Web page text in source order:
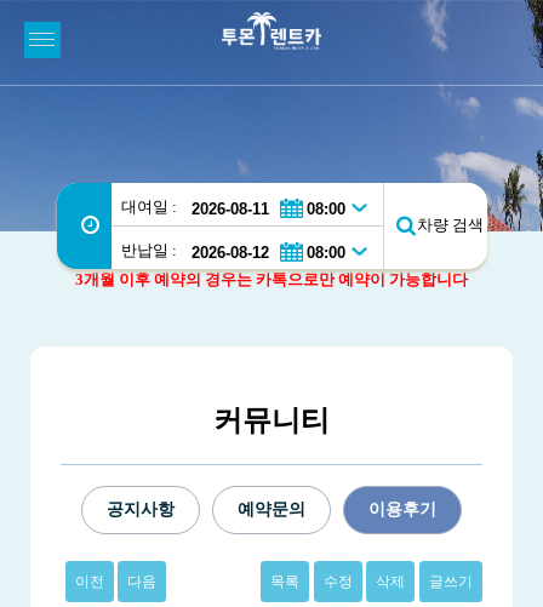
대여일 :
반납일 :
차량 검색
3개월 이후 예약의 경우는 카톡으로만 예약이 가능합니다
커뮤니티
공지사항 예약문의 이용후기
이전 다음 목록 수정 삭제 글쓰기